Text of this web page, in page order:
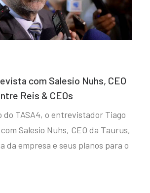
com Salesio Nuhs, CEO
Reis & CEOs
do TASA4, o entrevistador Tiago
Salesio Nuhs, CEO da Taurus,
da empresa e seus planos para o